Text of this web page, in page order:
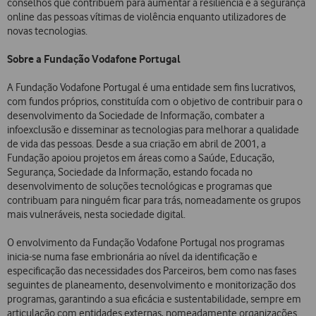
conselhos que contribuem para aumentar a resiliência e a segurança
online das pessoas vítimas de violência enquanto utilizadores de
novas tecnologias.
Sobre a Fundação Vodafone Portugal
A Fundação Vodafone Portugal é uma entidade sem fins lucrativos,
com fundos próprios, constituída com o objetivo de contribuir para o
desenvolvimento da Sociedade de Informação, combater a
infoexclusão e disseminar as tecnologias para melhorar a qualidade
de vida das pessoas. Desde a sua criação em abril de 2001, a
Fundação apoiou projetos em áreas como a Saúde, Educação,
Segurança, Sociedade da Informação, estando focada no
desenvolvimento de soluções tecnológicas e programas que
contribuam para ninguém ficar para trás, nomeadamente os grupos
mais vulneráveis, nesta sociedade digital.
O envolvimento da Fundação Vodafone Portugal nos programas
inicia-se numa fase embrionária ao nível da identificação e
especificação das necessidades dos Parceiros, bem como nas fases
seguintes de planeamento, desenvolvimento e monitorização dos
programas, garantindo a sua eficácia e sustentabilidade, sempre em
articulação com entidades externas, nomeadamente organizações